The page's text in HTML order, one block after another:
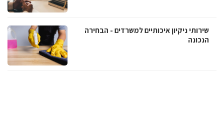
שירותי ניקיון איכותיים למשרדים - הבחירה
הנכונה